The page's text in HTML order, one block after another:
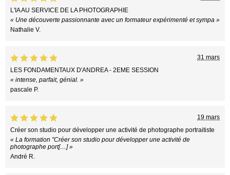
L'IA AU SERVICE DE LA PHOTOGRAPHIE
« Une découverte passionnante avec un formateur expérimenté et sympa »
Nathalie V.
31 mars
LES FONDAMENTAUX D'ANDREA - 2EME SESSION
« intense, parfait, génial. »
pascale P.
19 mars
Créer son studio pour développer une activité de photographe portraitiste
« La formation "Créer son studio pour développer une activité de
photographe port[…] »
André R.